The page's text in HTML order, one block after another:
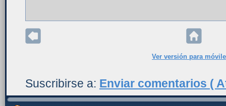
Ver versión para
Suscribirse a: Enviar comentarios (